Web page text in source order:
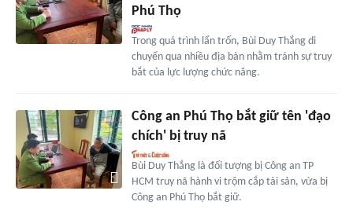
Phú Thọ
Trong quá trình lẩn trốn, Bùi Duy Thắng di
chuyển qua nhiều địa bàn nhằm tránh sự truy
bắt của lực lượng chức năng.
Công an Phú Thọ bắt giữ tên 'đạo
chích' bị truy nã
Bùi Duy Thắng là đối tượng bị Công an TP
HCM truy nã hành vi trộm cắp tài sản, vừa bị
Công an Phú Thọ bắt giữ.